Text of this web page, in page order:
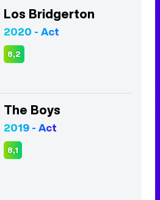
Los Bridgerton
2020 - Act
8,2
The Boys
2019 - Act
8,1